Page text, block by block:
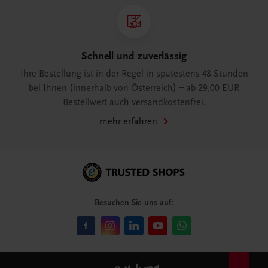
Schnell und zuverlässig
Ihre Bestellung ist in der Regel in spätestens 48 Stunden
bei Ihnen (innerhalb von Österreich) – ab 29,00 EUR
Bestellwert auch versandkostenfrei.
mehr erfahren
Besuchen Sie uns auf: